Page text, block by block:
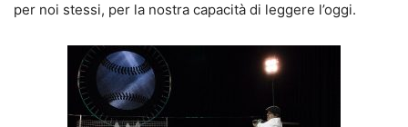
per noi stessi, per la nostra capacità di leggere l’oggi.